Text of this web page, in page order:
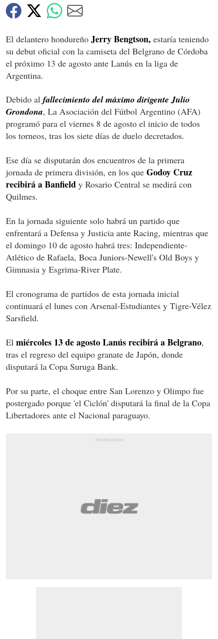
El delantero hondureño Jerry Bengtson, estaría teniendo
su debut oficial con la camiseta del Belgrano de Córdoba
el próximo 13 de agosto ante Lanús en la liga de
Argentina.
Debido al fallecimiento del máximo dirigente Julio
Grondona, La Asociación del Fútbol Argentino (AFA)
programó para el viernes 8 de agosto el inicio de todos
los torneos, tras los siete días de duelo decretados.
Ese día se disputarán dos encuentros de la primera
jornada de primera división, en los que Godoy Cruz
recibirá a Banfield y Rosario Central se medirá con
Quilmes.
En la jornada siguiente solo habrá un partido que
enfrentará a Defensa y Justicia ante Racing, mientras que
el domingo 10 de agosto habrá tres: Independiente-
Atlético de Rafaela, Boca Juniors-Newell's Old Boys y
Gimnasia y Esgrima-River Plate.
El cronograma de partidos de esta jornada inicial
continuará el lunes con Arsenal-Estudiantes y Tigre-Vélez
Sarsfield.
El miércoles 13 de agosto Lanús recibirá a Belgrano,
tras el regreso del equipo granate de Japón, donde
disputará la Copa Suruga Bank.
Por su parte, el choque entre San Lorenzo y Olimpo fue
postergado porque 'el Ciclón' disputará la final de la Copa
Libertadores ante el Nacional paraguayo.